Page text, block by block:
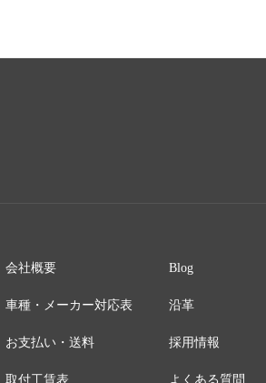
会社概要
車種・メーカー対応表
お支払い・送料
取付工賃表
Blog
沿革
採用情報
よくある質問